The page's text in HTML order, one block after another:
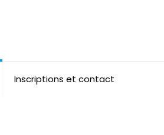
Inscriptions et contact